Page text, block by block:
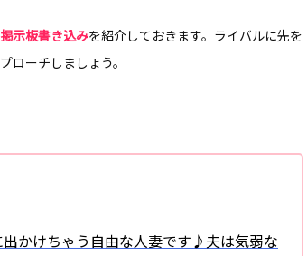
示板書き込みを紹介しておきます。ライバルに先を
ローチしましょう。
かけちゃう自由な人妻です♪夫は気弱な